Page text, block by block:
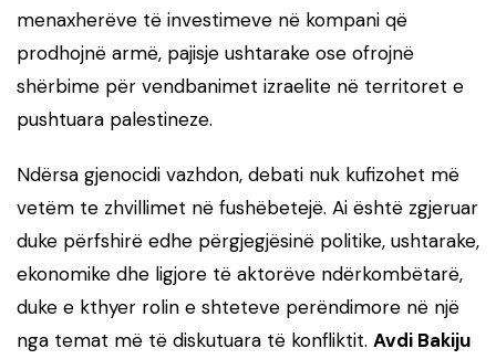
menaxherëve të investimeve në kompani që
prodhojnë armë, pajisje ushtarake ose ofrojnë
shërbime për vendbanimet izraelite në territoret e
pushtuara palestineze.
Ndërsa gjenocidi vazhdon, debati nuk kufizohet më
vetëm te zhvillimet në fushëbetejë. Ai është zgjeruar
duke përfshirë edhe përgjegjësinë politike, ushtarake,
ekonomike dhe ligjore të aktorëve ndërkombëtarë,
duke e kthyer rolin e shteteve perëndimore në një
nga temat më të diskutuara të konfliktit. Avdi Bakiju